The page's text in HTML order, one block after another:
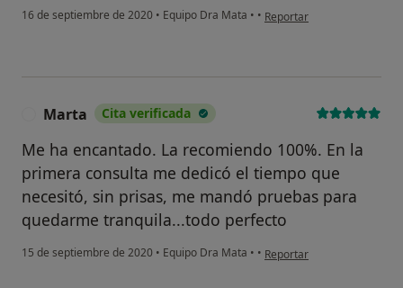
16 de septiembre de 2020 • Equipo Dra Mata • • en opinión del usuario
Reportar
Marta Cita verificada
Me ha encantado. La recomiendo 100%. En la
primera consulta me dedicó el tiempo que
necesitó, sin prisas, me mandó pruebas para
quedarme tranquila...todo perfecto
15 de septiembre de 2020 • Equipo Dra Mata • • en opinión del usuario
Reportar